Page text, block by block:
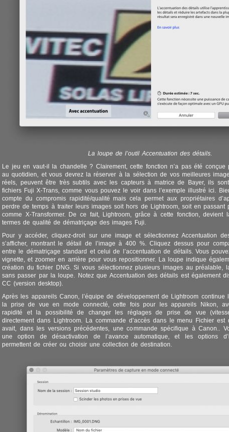
La loupe de l’outil Accentuation des détails.
Le jeu en vaut-il la chandelle ? Clairement, cette fonction n’a pas été conçue
au quotidien, et vous devrez la réserver à la sélection de vos meilleures
réels, peuvent être très subtils avec les capteurs à matrice de Bayer, ils
fichiers Fuji X-Trans, comme vous pouvez le voir dans l’exemple illustré ici.
compte du compromis rapidité/qualité mais cela permet aux propriétaires
perdre de temps à traiter leurs images soit hors de Lightroom, soit en passant
comme X-Transformer. De ce fait, Lightroom, grâce à cette fonction, devient
termes de qualité de dématriçage des images Fuji.
Pour y accéder, cliquez-droit sur une image et sélectionnez Accentuation
s’afficher, montrant le détail de l’image à 400 %. Cliquez dessus pour
entre le dématriçage standard et celui de l’accentuation de détails. Vous
vignette, et zoomer en arrière pour vous repositionner. La loupe indique
création du fichier DNG. Si vous sélectionnez plusieurs images au préalable,
sans passer par la loupe. Notez que Accentuation des détails est également
CC (version desktop).
Après les appareils Canon, l’équipe de développement de Lightroom continue
la prise de vue en mode connecté, cette fois pour les appareils Nikon,
rapidité et la possibilité de changer les réglages de prise de vue
directement dans Lightroom. La commande d’accès dans le menu Fichier
avait, dans les versions précédentes, une commande spécifique à Canon..
une option de désactivation de l’avance automatique, et les options
permettent de créer ou choisir une collection de destination.